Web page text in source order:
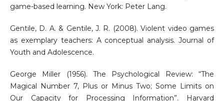
game-based learning. New York: Peter Lang.
Gentile, D. A. & Gentile, J. R. (2008). Violent video games
as exemplary teachers: A conceptual analysis. Journal of
Youth and Adolescence.
George Miller (1956). The Psychological Review: “The
Magical Number 7, Plus or Minus Two; Some Limits on
Our Capacity for Processing Information”. Harvard